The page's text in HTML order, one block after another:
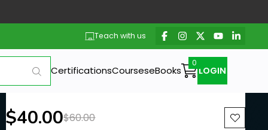
Teach with us
CertificationsCourseseBooks LOGIN
New price:
$40.00Previous price:
$60.00